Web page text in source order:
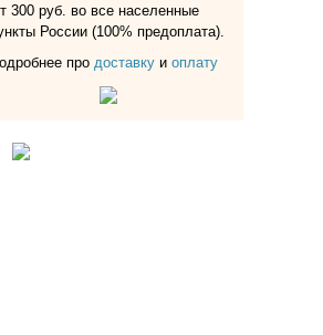
300 руб. во все населенные
России (100% предоплата).
про доставку и оплату